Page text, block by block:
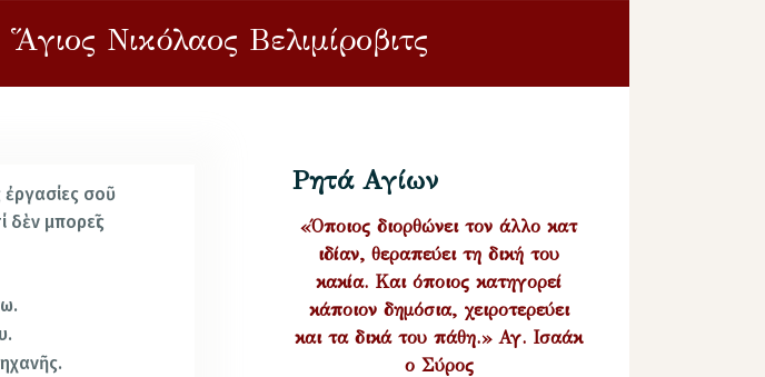
Νικόλαος Βελιμίροβιτς
ἐργασίες σοῦ
δὲν μπορεῖς
Ρητά Αγίων
«Όποιος διορθώνει τον άλλο κατ
ιδίαν, θεραπεύει τη δική του
κακία. Και όποιος κατηγορεί
κάποιον δημόσια, χειροτερεύει
και τα δικά του πάθη.» Αγ. Ισαάκ
ο Σύρος